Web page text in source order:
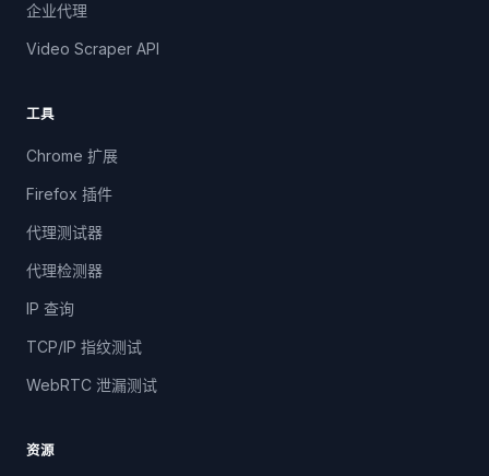
企业代理
Video Scraper API
工具
Chrome 扩展
Firefox 插件
代理测试器
代理检测器
IP 查询
TCP/IP 指纹测试
WebRTC 泄漏测试
资源